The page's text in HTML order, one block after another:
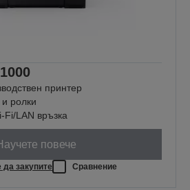
принтер
ролки
Fi/LAN връзка
повече
закупите Сравнение